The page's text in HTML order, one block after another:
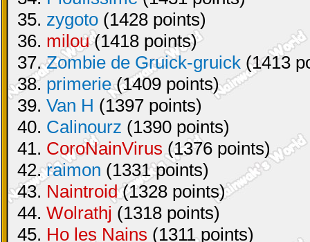
35. zygoto (1428 points)
36. milou(1418 points)
37.Zombie de Gruick-gruick (1413
38.primerie(1409 points)
39. Van H (1397 points)
40. Calinourz (1390 points)
41. CoroNainVirus(1376 points)
42.raimon (1331 points)
43. Naintroid(1328 points)
44. Wolrathj (1318 points)
45. Ho les Nains (1311 points)